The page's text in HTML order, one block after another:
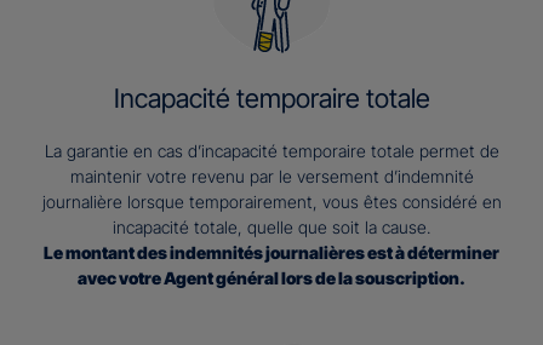
Incapacité temporaire totale
La garantie en cas d’incapacité temporaire totale permet de
maintenir votre revenu par le versement d’indemnité
journalière lorsque temporairement, vous êtes considéré en
incapacité totale, quelle que soit la cause.
Le montant des indemnités journalières est à déterminer
avec votre Agent général lors de la souscription.